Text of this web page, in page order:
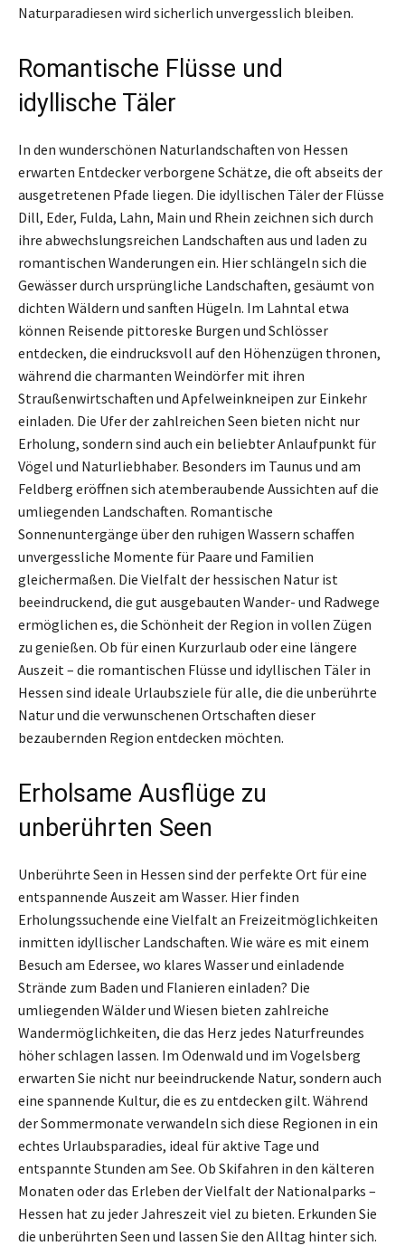
Naturparadiesen wird sicherlich unvergesslich bleiben.
Romantische Flüsse und
idyllische Täler
In den wunderschönen Naturlandschaften von Hessen
erwarten Entdecker verborgene Schätze, die oft abseits der
ausgetretenen Pfade liegen. Die idyllischen Täler der Flüsse
Dill, Eder, Fulda, Lahn, Main und Rhein zeichnen sich durch
ihre abwechslungsreichen Landschaften aus und laden zu
romantischen Wanderungen ein. Hier schlängeln sich die
Gewässer durch ursprüngliche Landschaften, gesäumt von
dichten Wäldern und sanften Hügeln. Im Lahntal etwa
können Reisende pittoreske Burgen und Schlösser
entdecken, die eindrucksvoll auf den Höhenzügen thronen,
während die charmanten Weindörfer mit ihren
Straußenwirtschaften und Apfelweinkneipen zur Einkehr
einladen. Die Ufer der zahlreichen Seen bieten nicht nur
Erholung, sondern sind auch ein beliebter Anlaufpunkt für
Vögel und Naturliebhaber. Besonders im Taunus und am
Feldberg eröffnen sich atemberaubende Aussichten auf die
umliegenden Landschaften. Romantische
Sonnenuntergänge über den ruhigen Wassern schaffen
unvergessliche Momente für Paare und Familien
gleichermaßen. Die Vielfalt der hessischen Natur ist
beeindruckend, die gut ausgebauten Wander- und Radwege
ermöglichen es, die Schönheit der Region in vollen Zügen
zu genießen. Ob für einen Kurzurlaub oder eine längere
Auszeit – die romantischen Flüsse und idyllischen Täler in
Hessen sind ideale Urlaubsziele für alle, die die unberührte
Natur und die verwunschenen Ortschaften dieser
bezaubernden Region entdecken möchten.
Erholsame Ausflüge zu
unberührten Seen
Unberührte Seen in Hessen sind der perfekte Ort für eine
entspannende Auszeit am Wasser. Hier finden
Erholungssuchende eine Vielfalt an Freizeitmöglichkeiten
inmitten idyllischer Landschaften. Wie wäre es mit einem
Besuch am Edersee, wo klares Wasser und einladende
Strände zum Baden und Flanieren einladen? Die
umliegenden Wälder und Wiesen bieten zahlreiche
Wandermöglichkeiten, die das Herz jedes Naturfreundes
höher schlagen lassen. Im Odenwald und im Vogelsberg
erwarten Sie nicht nur beeindruckende Natur, sondern auch
eine spannende Kultur, die es zu entdecken gilt. Während
der Sommermonate verwandeln sich diese Regionen in ein
echtes Urlaubsparadies, ideal für aktive Tage und
entspannte Stunden am See. Ob Skifahren in den kälteren
Monaten oder das Erleben der Vielfalt der Nationalparks –
Hessen hat zu jeder Jahreszeit viel zu bieten. Erkunden Sie
die unberührten Seen und lassen Sie den Alltag hinter sich.